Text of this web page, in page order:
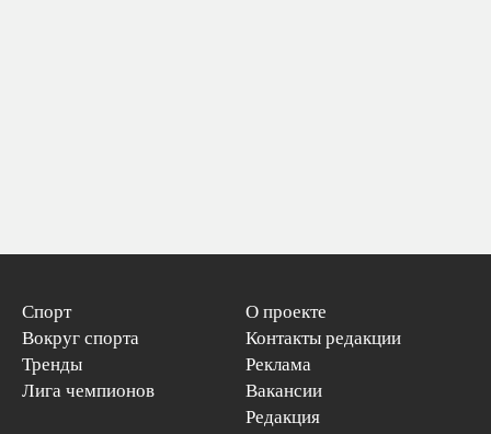
Спорт
Вокруг спорта
Тренды
Лига чемпионов
О проекте
Контакты редакции
Реклама
Вакансии
Редакция